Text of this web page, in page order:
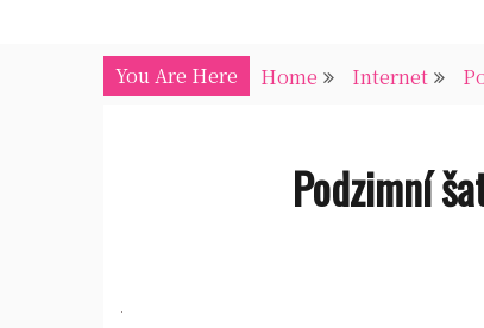
You Are Here Home Internet
Podzimní